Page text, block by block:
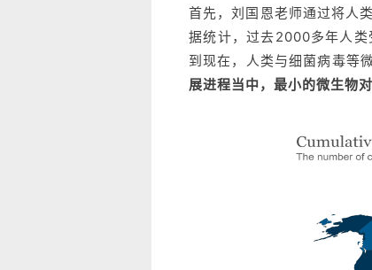
首先，刘国恩老师通过将人
据统计，过去2000多年人
到现在，人类与细菌病毒等
展进程当中，最小的微生物